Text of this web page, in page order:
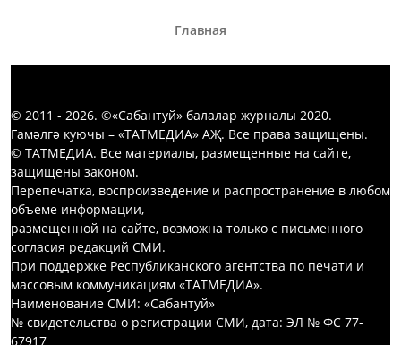
Главная
© 2011 - 2026. ©«Сабантуй» балалар журналы 2020.
Гамәлгә куючы – «ТАТМЕДИА» АҖ. Все права защищены.
© ТАТМЕДИА. Все материалы, размещенные на сайте,
защищены законом.
Перепечатка, воспроизведение и распространение в любом
объеме информации,
размещенной на сайте, возможна только с письменного
согласия редакций СМИ.
При поддержке Республиканского агентства по печати и
массовым коммуникациям «ТАТМЕДИА».
Наименование СМИ: «Сабантуй»
№ свидетельства о регистрации СМИ, дата: ЭЛ № ФС 77-
67917